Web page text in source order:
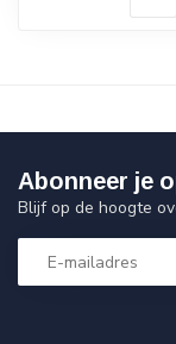
Abonneer je
Blijf op de hoogte